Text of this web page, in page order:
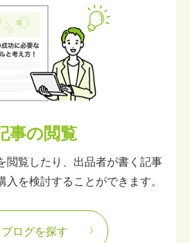
事の閲覧
閲覧したり、出品者が書く記事
を検討することができます。
ブログを探す